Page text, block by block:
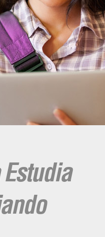
en un mundo
día más exigente.
Registrate como Estudiante
Estudia